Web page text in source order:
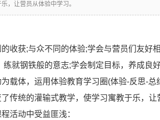
，让营员从体验中学习。
收获;与众不同的体验;学会与营员们友好
就钢铁般的意志;学会制定目标，养成良好
载体，运用体验教育学习圈(体验-反思-
传统的灌输式教学，使学习寓教于乐，
活动中受益匪浅：